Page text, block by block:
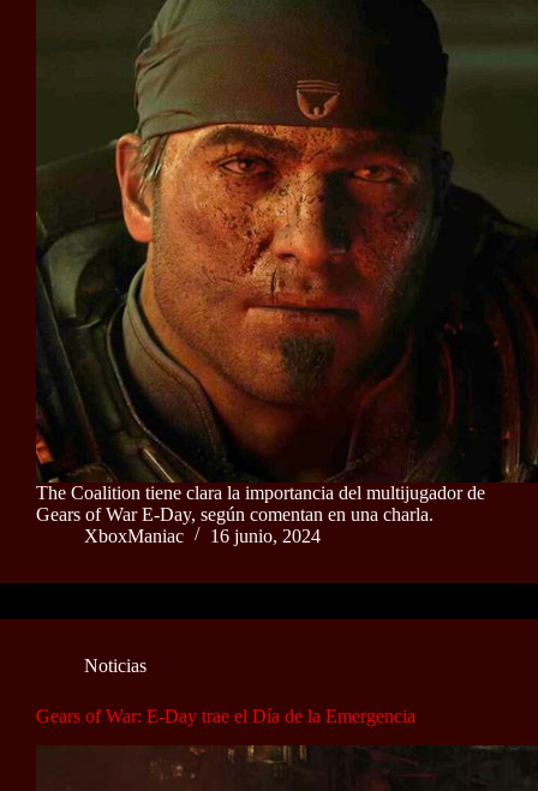
The Coalition tiene clara la importancia del multijugador de
Gears of War E-Day, según comentan en una charla.
XboxManiac
16 junio, 2024
Noticias
Gears of War: E-Day trae el Día de la Emergencia